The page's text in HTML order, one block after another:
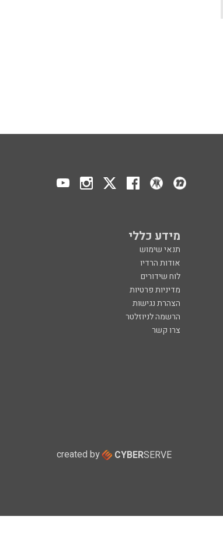
מידע כללי
תנאי שימוש
אודות הרדיו
לוח שידורים
מדיניות פרטיות
הצהרת נגישות
הרשמה לניוזלטר
צרו קשר
created by CYBERSERVE